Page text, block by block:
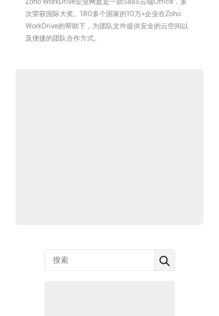
次荣获国际大奖。180多个国家的10万+企业在Zoho
WorkDrive的帮助下，为团队文件提供安全的云空间以
及便捷的团队合作方式。